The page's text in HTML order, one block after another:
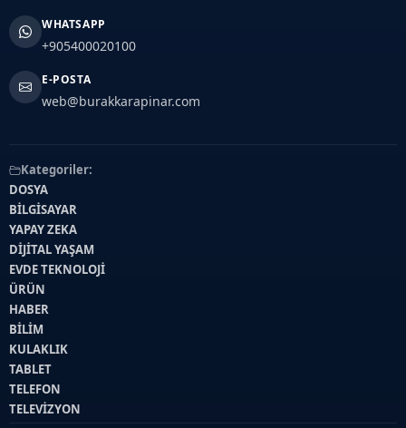
WHATSAPP
+905400020100
E-POSTA
web@burakkarapinar.com
Kategoriler:
DOSYA
BİLGİSAYAR
YAPAY ZEKA
DİJİTAL YAŞAM
EVDE TEKNOLOJİ
ÜRÜN
HABER
BİLİM
KULAKLIK
TABLET
TELEFON
TELEVİZYON